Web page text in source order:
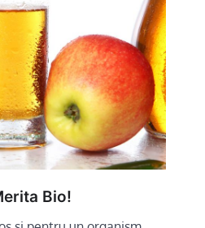
Bio!